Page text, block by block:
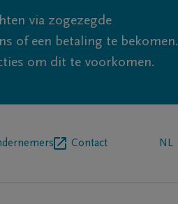
via zogezegde
of een betaling te bekomen.
om dit te voorkomen.
Contact NL